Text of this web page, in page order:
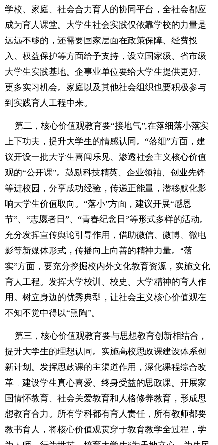
学校、家庭、社会合力育人的协同平台，全社会都应
成为育人课堂。大学生社会实践仅依靠学校的力量是
远远不够的，还需要国家层面在政策保障、经费投
入、权益保护等方面给予支持，设立国家级、省市级
大学生实践基地。企事业单位要给大学生提供更好、
更多实习机会。家庭以及其他社会组织也要积极参与
到实践育人工程中来。
第二，核心价值观教育要“接地气”,在落细落小落实
上下功夫，提升大学生的情感认同。“落细”方面，建
议开设一批大学生喜闻乐见、渗透社会主义核心价值
观的“公开课”。鼓励科技精英、企业领袖、创业先锋
等进校园，分享成功经验，传递正能量，潜移默化影
响大学生价值取向。“落小”方面，建议开展“感恩
节”、“志愿者日”、“青春纪念日”等形式多样的活动。
充分发挥宣传舆论引导作用，借助微信、微博、微电
影等新媒体形式，传播向上向善的精神力量。“落
实”方面，要充分挖掘校内外文化教育资源，实施文化
育人工程。发挥大学校训、校史、大学精神的育人作
用。树立身边的优秀典型，让社会主义核心价值观在
不知不觉中得以“熏陶”。
第三，核心价值观教育要与思想教育创新相结合，
提升大学生的理想认同。实施高校思政课建设体系创
新计划。发挥思政课的主渠道作用，深化课程综合改
革，建设学生真心喜爱、终身受益的思政课。开展家
国情怀教育、社会关爱教育和人格修养教育，形成思
想教育合力。所有学科都有育人责任，所有教师都要
教书育人，将核心价值观贯穿于教育教学全过程，学